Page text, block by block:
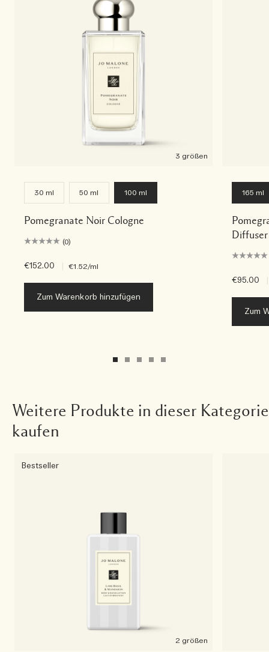
3 größen
30 ml 50 ml 100 ml
Pomegranate Noir Cologne
(0)
€152.00 €1.52/ml
Zum Warenkorb hinzufügen
165 ml
Diffuser
€95.00
Zum
Weitere Produkte in dieser Kategorie
kaufen
Bestseller
2 größen